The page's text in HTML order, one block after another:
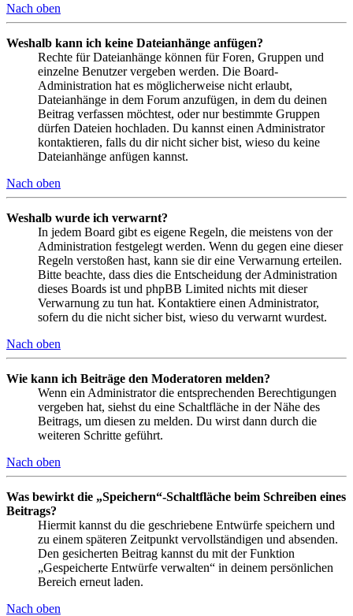
Nach oben
Weshalb kann ich keine Dateianhänge anfügen?
Rechte für Dateianhänge können für Foren, Gruppen und
einzelne Benutzer vergeben werden. Die Board-
Administration hat es möglicherweise nicht erlaubt,
Dateianhänge in dem Forum anzufügen, in dem du deinen
Beitrag verfassen möchtest, oder nur bestimmte Gruppen
dürfen Dateien hochladen. Du kannst einen Administrator
kontaktieren, falls du dir nicht sicher bist, wieso du keine
Dateianhänge anfügen kannst.
Nach oben
Weshalb wurde ich verwarnt?
In jedem Board gibt es eigene Regeln, die meistens von der
Administration festgelegt werden. Wenn du gegen eine dieser
Regeln verstoßen hast, kann sie dir eine Verwarnung erteilen.
Bitte beachte, dass dies die Entscheidung der Administration
dieses Boards ist und phpBB Limited nichts mit dieser
Verwarnung zu tun hat. Kontaktiere einen Administrator,
sofern du die nicht sicher bist, wieso du verwarnt wurdest.
Nach oben
Wie kann ich Beiträge den Moderatoren melden?
Wenn ein Administrator die entsprechenden Berechtigungen
vergeben hat, siehst du eine Schaltfläche in der Nähe des
Beitrags, um diesen zu melden. Du wirst dann durch die
weiteren Schritte geführt.
Nach oben
Was bewirkt die „Speichern“-Schaltfläche beim Schreiben eines
Beitrags?
Hiermit kannst du die geschriebene Entwürfe speichern und
zu einem späteren Zeitpunkt vervollständigen und absenden.
Den gesicherten Beitrag kannst du mit der Funktion
„Gespeicherte Entwürfe verwalten“ in deinem persönlichen
Bereich erneut laden.
Nach oben